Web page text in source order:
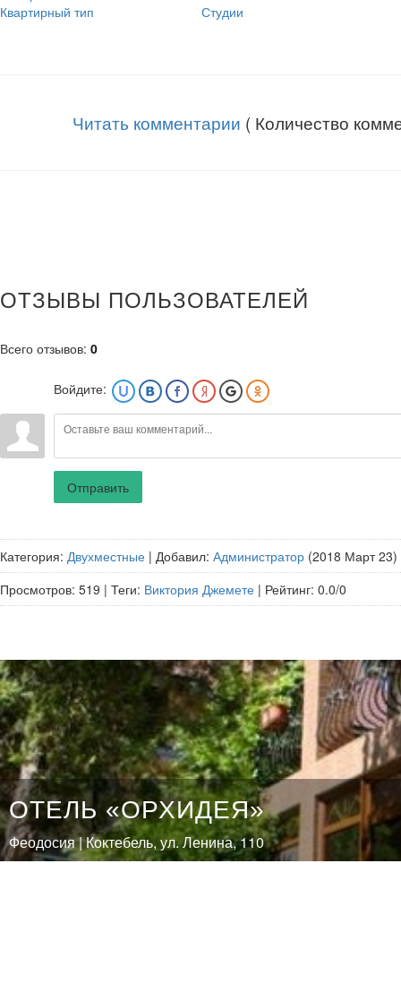
Квартирный тип
Студии
Читать комментарии ( Количество
ОТЗЫВЫ ПОЛЬЗОВАТЕЛЕЙ
Всего отзывов: 0
Войдите:
Отправить
Категория: Двухместные | Добавил: Администратор (2018 Март 23)
Просмотров: 519 | Теги: Виктория Джемете | Рейтинг: 0.0/0
ОТЕЛЬ «ОРХИДЕЯ»
Феодосия | Коктебель, ул. Ленина, 110